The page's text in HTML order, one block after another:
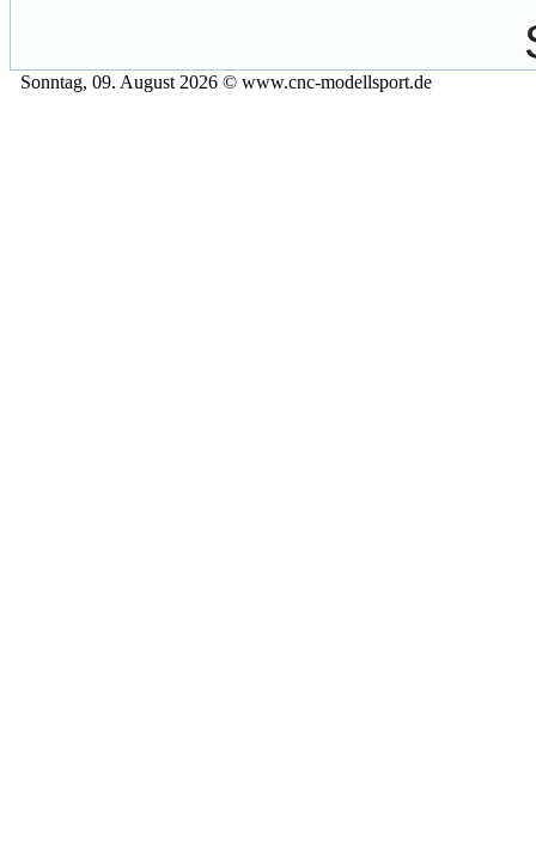
Sonntag, 09. August 2026 © www.cnc-modellsport.de